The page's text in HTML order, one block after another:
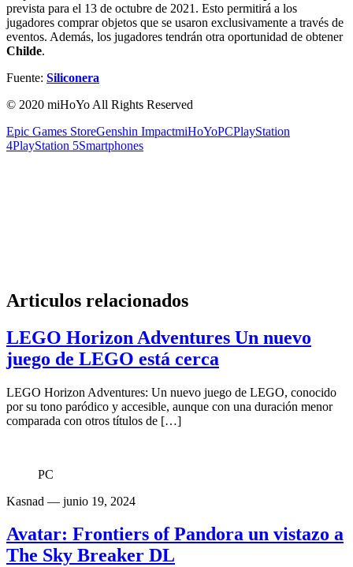
prevista para el 13 de octubre de 2021. Esto permitirá a los
jugadores comprar objetos que se usaron exclusivamente a través de
eventos. Además, los jugadores tendrán otra oportunidad de obtener
Childe.
Fuente: Siliconera
© 2020 miHoYo All Rights Reserved
Epic Games StoreGenshin ImpactmiHoYoPCPlayStation
4PlayStation 5Smartphones
Articulos relacionados
LEGO Horizon Adventures Un nuevo
juego de LEGO está cerca
LEGO Horizon Adventures: Un nuevo juego de LEGO, conocido
por su tono paródico y accesible, aunque con una duración menor
comparada con otros títulos de […]
PC
Kasnad — junio 19, 2024
Avatar: Frontiers of Pandora un vistazo a
The Sky Breaker DL